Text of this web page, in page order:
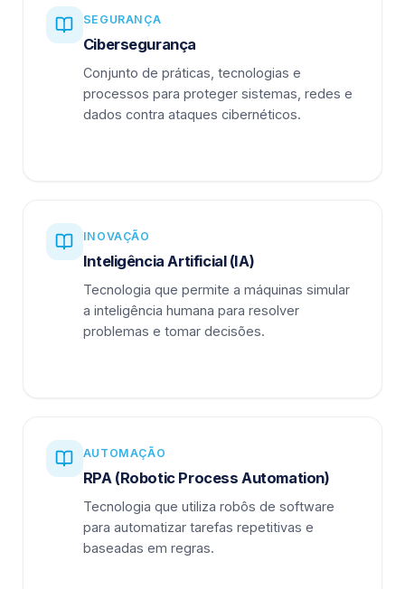
SEGURANÇA
Cibersegurança
Conjunto de práticas, tecnologias e
processos para proteger sistemas, redes e
dados contra ataques cibernéticos.
INOVAÇÃO
Inteligência Artificial (IA)
Tecnologia que permite a máquinas simular
a inteligência humana para resolver
problemas e tomar decisões.
AUTOMAÇÃO
RPA (Robotic Process Automation)
Tecnologia que utiliza robôs de software
para automatizar tarefas repetitivas e
baseadas em regras.